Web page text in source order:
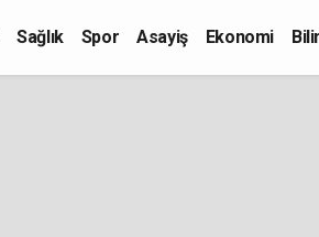
Sağlık Spor Asayiş Ekonomi